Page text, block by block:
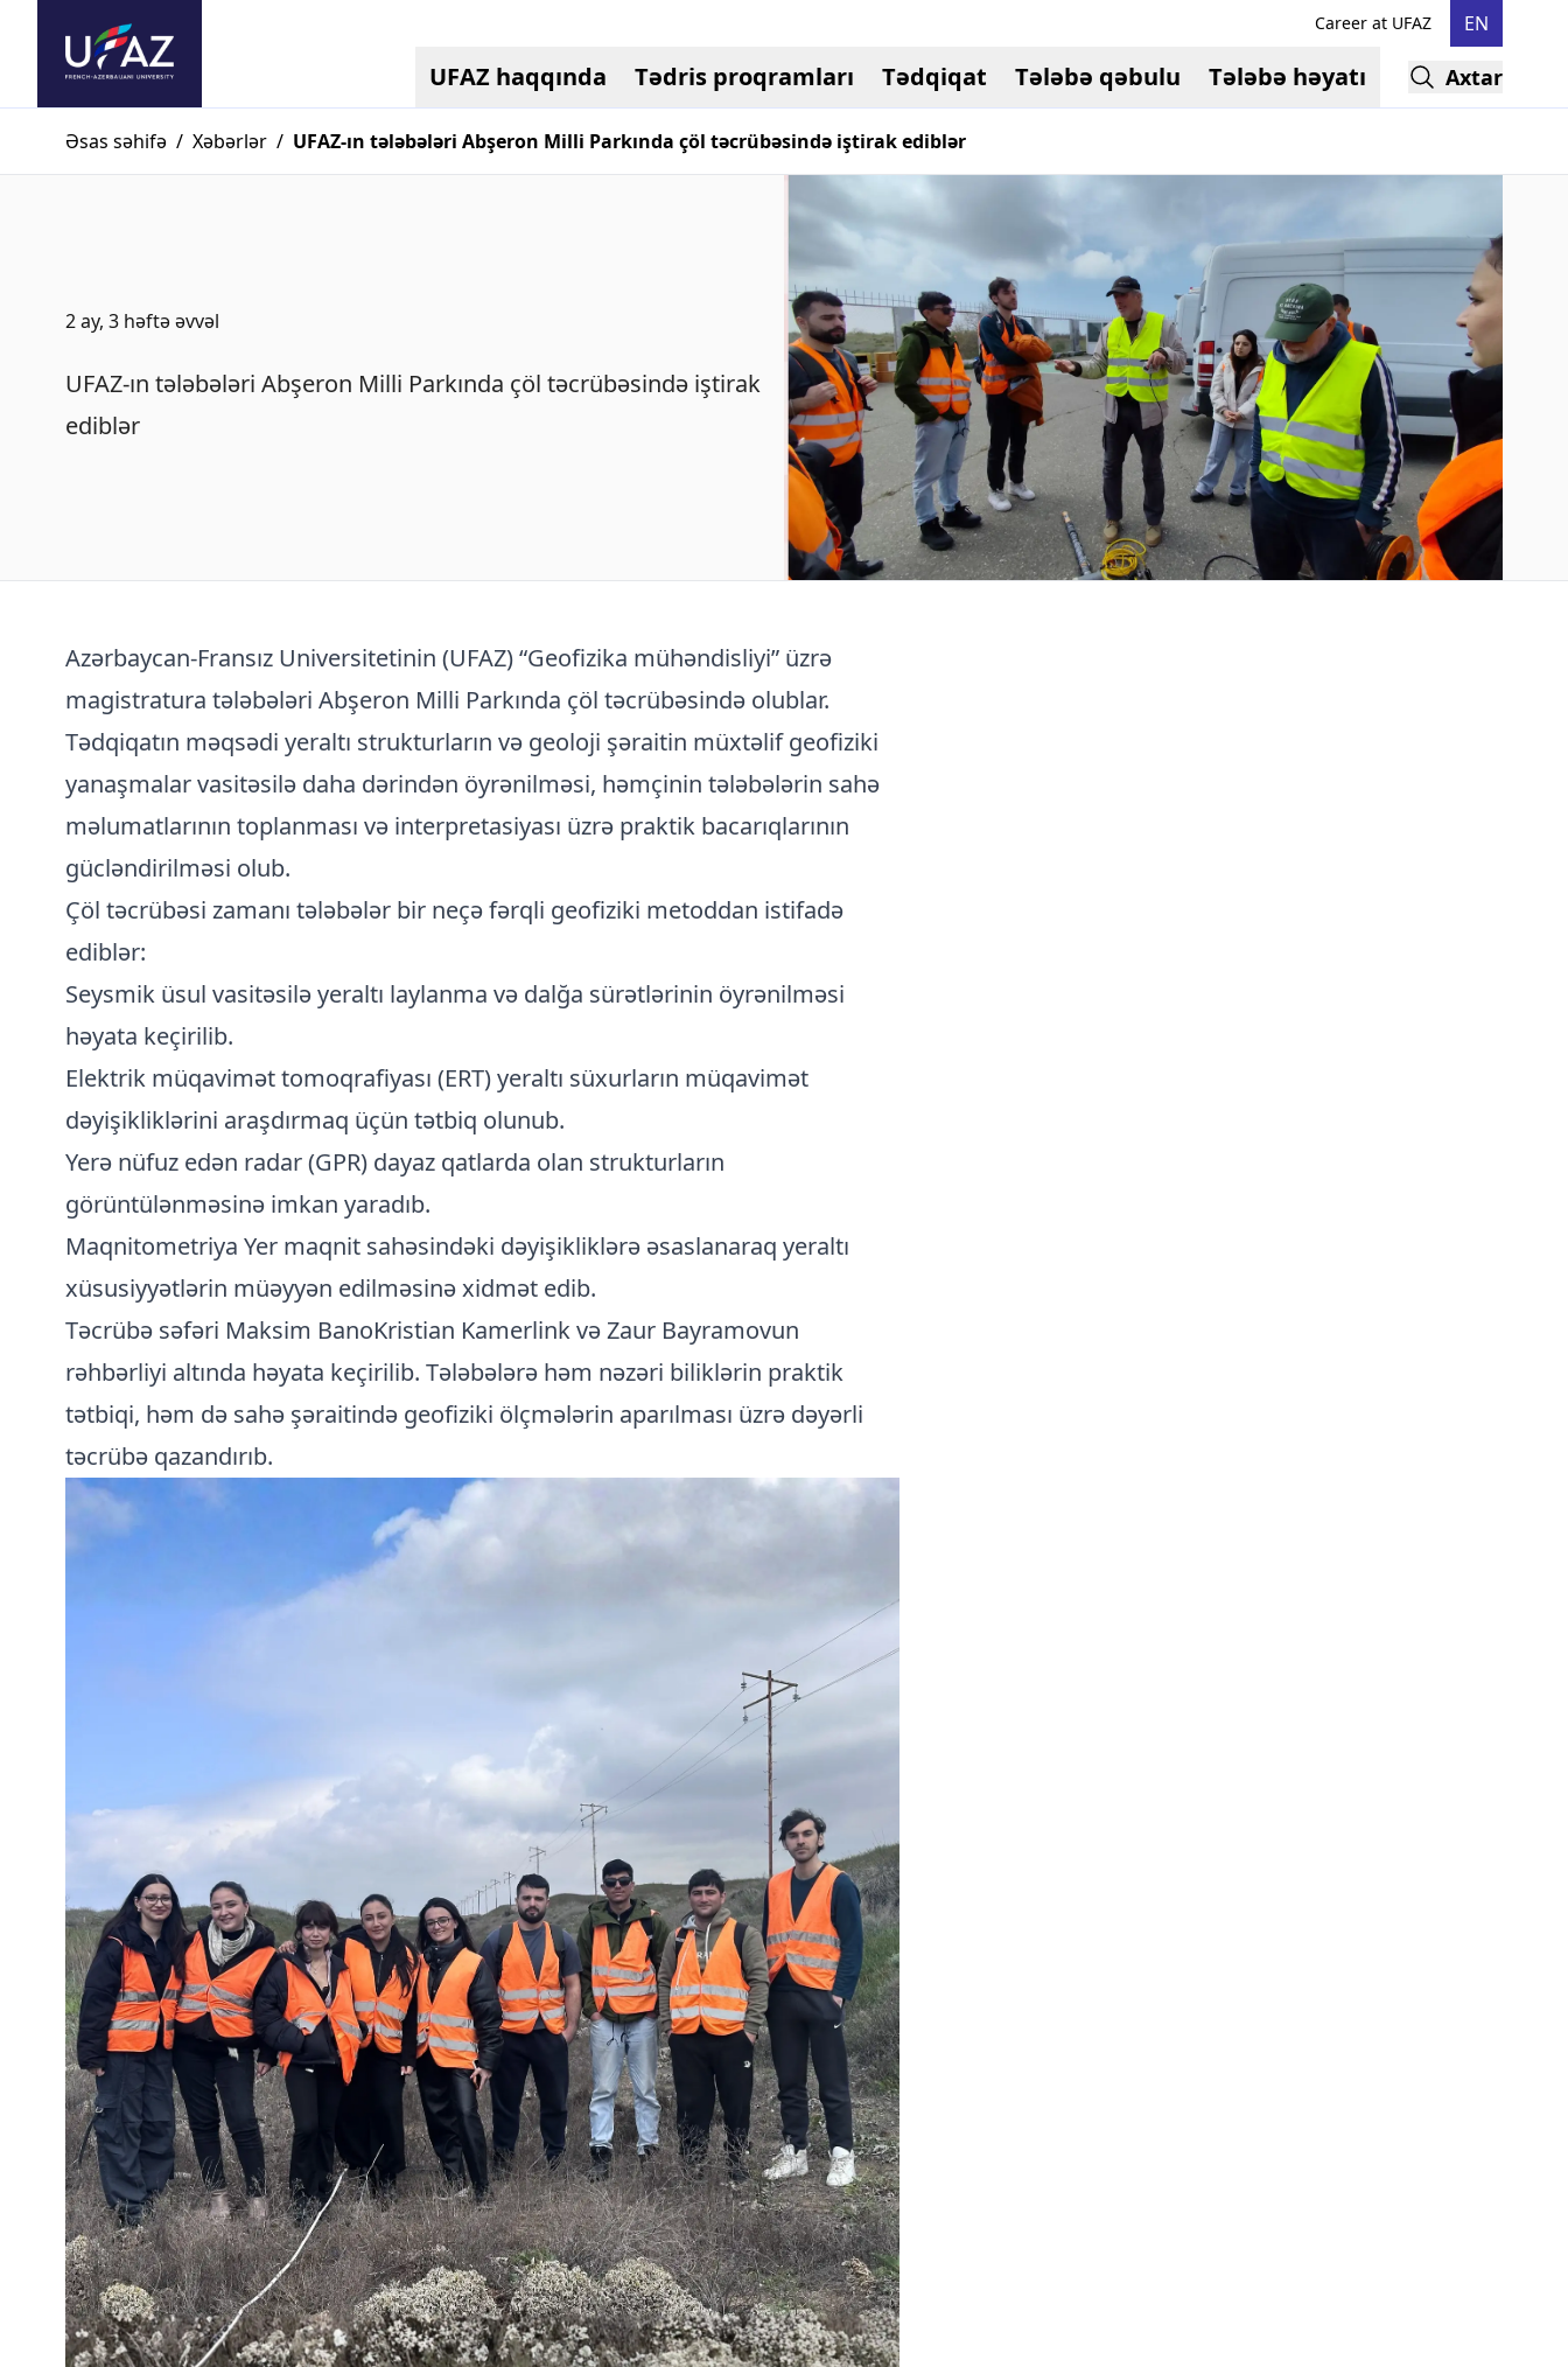
UFAZ haqqında Tədris proqramları Tədqiqat Tələbə qəbulu Tələbə həyatı Axtar
Career at UFAZ EN
Əsas səhifə / Xəbərlər / UFAZ-ın tələbələri Abşeron Milli Parkında çöl təcrübəsində iştirak ediblər
2 ay, 3 həftə əvvəl
UFAZ-ın tələbələri Abşeron Milli Parkında çöl təcrübəsində iştirak
ediblər
Azərbaycan-Fransız Universitetinin (UFAZ) “Geofizika mühəndisliyi” üzrə
magistratura tələbələri Abşeron Milli Parkında çöl təcrübəsində olublar.
Tədqiqatın məqsədi yeraltı strukturların və geoloji şəraitin müxtəlif geofiziki
yanaşmalar vasitəsilə daha dərindən öyrənilməsi, həmçinin tələbələrin sahə
məlumatlarının toplanması və interpretasiyası üzrə praktik bacarıqlarının
gücləndirilməsi olub.
Çöl təcrübəsi zamanı tələbələr bir neçə fərqli geofiziki metoddan istifadə
ediblər:
Seysmik üsul vasitəsilə yeraltı laylanma və dalğa sürətlərinin öyrənilməsi
həyata keçirilib.
Elektrik müqavimət tomoqrafiyası (ERT) yeraltı süxurların müqavimət
dəyişikliklərini araşdırmaq üçün tətbiq olunub.
Yerə nüfuz edən radar (GPR) dayaz qatlarda olan strukturların
görüntülənməsinə imkan yaradıb.
Maqnitometriya Yer maqnit sahəsindəki dəyişikliklərə əsaslanaraq yeraltı
xüsusiyyətlərin müəyyən edilməsinə xidmət edib.
Təcrübə səfəri Maksim BanoKristian Kamerlink və Zaur Bayramovun
rəhbərliyi altında həyata keçirilib. Tələbələrə həm nəzəri biliklərin praktik
tətbiqi, həm də sahə şəraitində geofiziki ölçmələrin aparılması üzrə dəyərli
təcrübə qazandırıb.